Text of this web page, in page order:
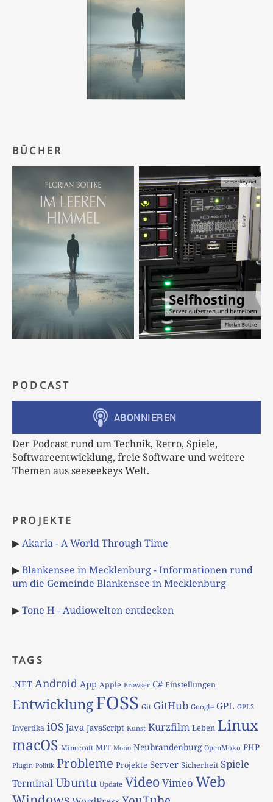
BÜCHER
PODCAST
Der Podcast rund um Technik, Retro, Spiele,
Softwareentwicklung, freie Software und weitere
Themen aus seeseekeys Welt.
PROJEKTE
▶Akaria - A World Through Time
▶Blankensee in Mecklenburg - Informationen rund
um die Gemeinde Blankensee in Mecklenburg
▶Tone H - Audiowelten entdecken
TAGS
.NET Android App Apple Browser C# Einstellungen
EntwicklungFOSS Git GitHub Google GPL GPL3
Invertika iOS Java JavaScript Kunst Kurzfilm Leben Linux
macOS Minecraft MIT Mono Neubrandenburg OpenMoko PHP
Plugin Politik Probleme Projekte Server Sicherheit Spiele
TerminalUbuntu Update VideoVimeo Web